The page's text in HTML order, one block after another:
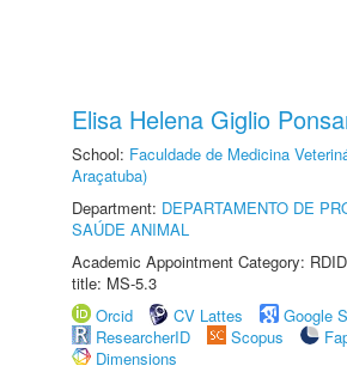
Elisa Helena Giglio
School: Faculdade de Medicina
Araçatuba)
Department: DEPARTAMENTO DE
SAÚDE ANIMAL
Academic Appointment Category:
title: MS-5.3
Orcid
CV Lattes
Google
ResearcherID
Scopus
Dimensions